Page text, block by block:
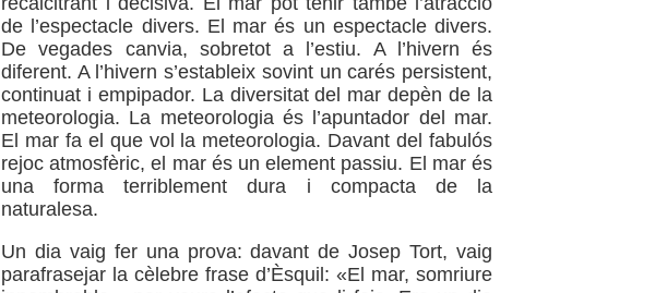
de l’espectacle divers. El mar és un espectacle divers.
De vegades canvia, sobretot a l’estiu. A l’hivern és
diferent. A l’hivern s’estableix sovint un carés persistent,
continuat i empipador. La diversitat del mar depèn de la
meteorologia. La meteorologia és l’apuntador del mar.
El mar fa el que vol la meteorologia. Davant del fabulós
rejoc atmosfèric, el mar és un element passiu. El mar és
una forma terriblement dura i compacta de la
naturalesa.
Un dia vaig fer una prova: davant de Josep Tort, vaig
parafrasejar la cèlebre frase d’Èsquil: «El mar, somriure